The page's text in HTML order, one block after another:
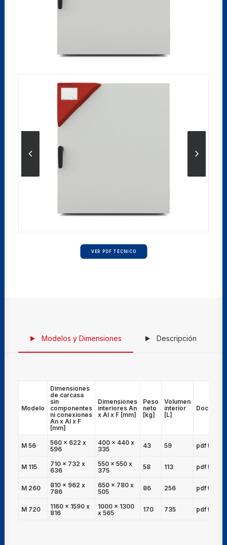
VER PDF TÉCNICO
Modelos y Dimensiones Descripción
Modelo
Dimensiones
de carcasa
sin
componentes
ni conexiones
An x Al x F
[mm]
Dimensiones
interiores An
x Al x F [mm]
Peso
neto
[kg]
Volumen
interior
[L]
M 56
560 x 622 x
596
400 x 440 x
335
43 59 pdf
M 115
710 x 732 x
636
550 x 550 x
375
58 113 pdf
M 260
810 x 962 x
786
650 x 780 x
505
86 256 pdf
M 720
1160 x 1590 x
816
1000 x 1300
x 565
170 735 pdf